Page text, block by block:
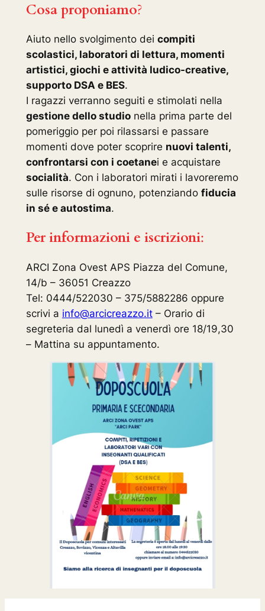
Cosa proponiamo?
Aiuto nello svolgimento dei compiti
scolastici, laboratori di lettura, momenti
artistici, giochi e attività ludico-creative,
supporto DSA e BES.
I ragazzi verranno seguiti e stimolati nella
gestione dello studionella prima parte del
pomeriggio per poi rilassarsi e passare
momenti dove poter scoprire nuovi talenti,
confrontarsi con i coetanei e acquistare
socialità. Con i laboratori mirati i lavoreremo
sulle risorse di ognuno, potenziando fiducia
in sé e autostima.
Per informazioni e iscrizioni:
ARCI Zona Ovest APS Piazza del Comune,
14/b – 36051 Creazzo
Tel: 0444/522030 – 375/5882286 oppure
scrivi a info@arcicreazzo.it– Orario di
segreteria dal lunedì a venerdì ore 18/19,30
– Mattina su appuntamento.